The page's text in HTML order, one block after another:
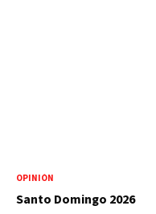
OPINIÓN
Santo Domingo 2026